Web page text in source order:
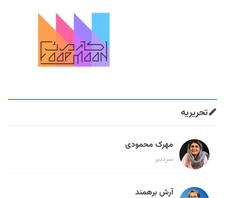
تحریریه
مهرک محمودی
سردبیر
آرش برهمند